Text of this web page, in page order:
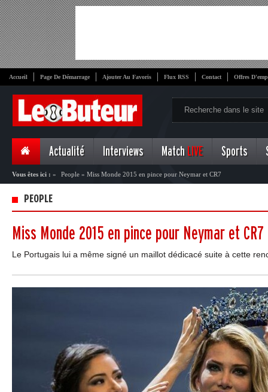
Accueil Page De Démarrage Ajouter Au Favoris Flux RSS Contact Offres
Actualité Interviews Match LIVE Sports
Vous êtes ici : » People » Miss Monde 2015 en pince pour Neymar et CR7
PEOPLE
Miss Monde 2015 en pince pour Neymar et CR7
Le Portugais lui a même signé un maillot dédicacé suite à cette